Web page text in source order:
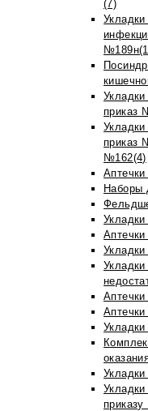
(7)
приказ
приказ
№162(4)
Наборы
Аптечки
приказу